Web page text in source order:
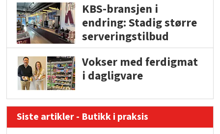
KBS-bransjen i
endring: Stadig større
serveringstilbud
Vokser med ferdigmat
i dagligvare
Siste artikler - Butikk i praksis